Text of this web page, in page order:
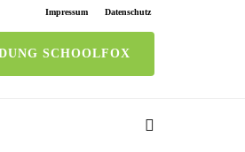
Impressum Datenschutz
SCHOOLFOX